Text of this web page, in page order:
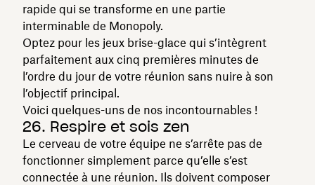
rapide qui se transforme en une partie
interminable de Monopoly.
Optez pour les jeux brise-glace qui s’intègrent
parfaitement aux cinq premières minutes de
l’ordre du jour de votre réunion sans nuire à son
l’objectif principal.
Voici quelques-uns de nos incontournables !
26. Respire et sois zen
Le cerveau de votre équipe ne s’arrête pas de
fonctionner simplement parce qu’elle s’est
connectée à une réunion. Ils doivent composer